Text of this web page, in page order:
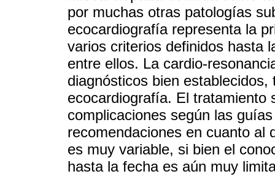
por muchas otras patologías
ecocardiografía representa la
varios criterios definidos hasta
entre ellos. La cardio-
diagnósticos bien
ecocardiografía. El tratamiento
complicaciones según las
recomendaciones en cuanto al
es muy variable, si bien el
hasta la fecha es aún muy